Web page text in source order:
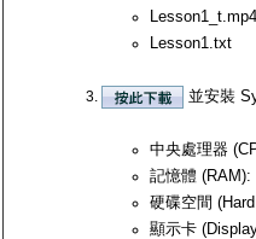
Lesson1_t.mp4
Lesson1.txt
並安裝
中央處理器
記憶體
硬碟空間
顯示卡